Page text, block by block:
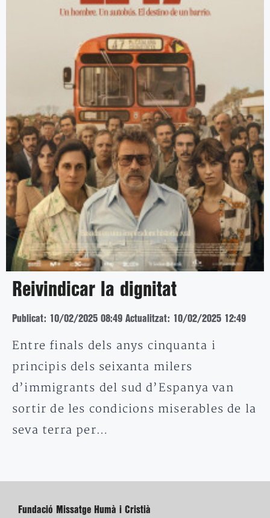
Reivindicar la dignitat
Publicat: 10/02/2025 08:49 Actualitzat: 10/02/2025 12:49
Entre finals dels anys cinquanta i
principis dels seixanta milers
d’immigrants del sud d’Espanya van
sortir de les condicions miserables de la
seva terra per…
Fundació Missatge Humà i Cristià